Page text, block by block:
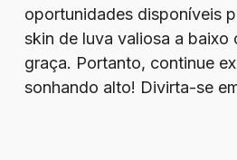
oportunidades disponíveis
skin de luva valiosa a baixo
graça. Portanto, continue
sonhando alto! Divirta-se